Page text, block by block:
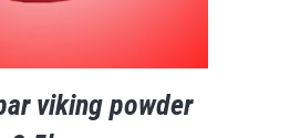
viking powder